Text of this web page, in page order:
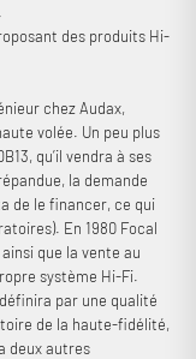
des produits Hi-
chez Audax,
volée. Un peu plus
qu’il vendra à ses
la demande
de le financer, ce qui
En 1980 Focal
que la vente au
système Hi-Fi.
par une qualité
de la haute-fidélité,
deux autres